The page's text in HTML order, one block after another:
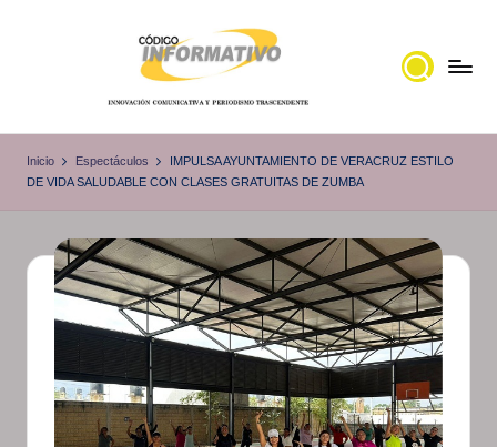
ó
i
g
o
n
f
noticias
Inicio Espectáculos
IMPULSA AYUNTAMIENTO DE VERACRUZ ESTILO
DE VIDA SALUDABLE CON CLASES GRATUITAS DE ZUMBA